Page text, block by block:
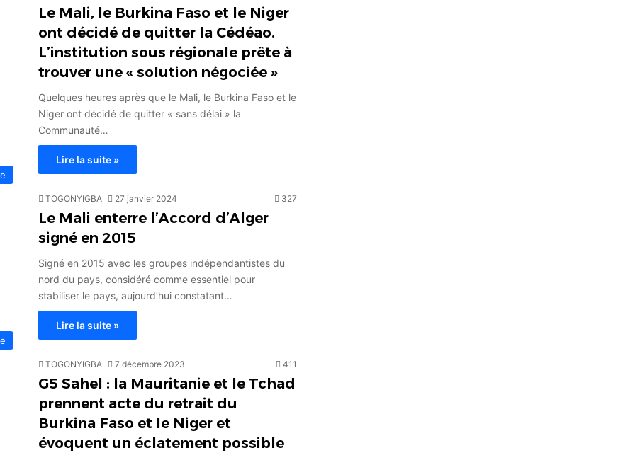
Le Mali, le Burkina Faso et le Niger
ont décidé de quitter la Cédéao.
L’institution sous régionale prête à
trouver une « solution négociée »
Quelques heures après que le Mali, le Burkina Faso et le
Niger ont décidé de quitter « sans délai » la
Communauté…
Lire la suite »
TOGONYIGBA 27 janvier 2024 327
Le Mali enterre l’Accord d’Alger
signé en 2015
Signé en 2015 avec les groupes indépendantistes du
nord du pays, considéré comme essentiel pour
stabiliser le pays, aujourd’hui constatant…
Lire la suite »
TOGONYIGBA 7 décembre 2023 411
G5 Sahel : la Mauritanie et le Tchad
prennent acte du retrait du
Burkina Faso et le Niger et
évoquent un éclatement possible